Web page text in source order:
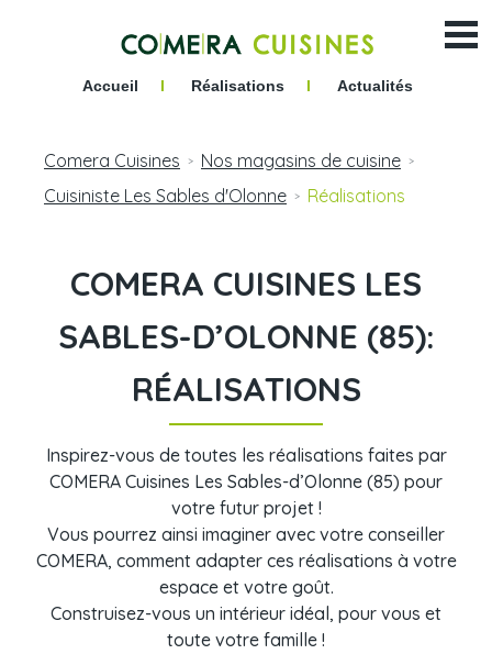
Accueil I Réalisations I Actualités
Comera Cuisines > Nos magasins de cuisine >
Cuisiniste Les Sables d'Olonne > Réalisations
COMERA CUISINES LES
SABLES-D’OLONNE (85):
RÉALISATIONS
Inspirez-vous de toutes les réalisations faites par
COMERA Cuisines Les Sables-d’Olonne (85) pour
votre futur projet !
Vous pourrez ainsi imaginer avec votre conseiller
COMERA, comment adapter ces réalisations à votre
espace et votre goût.
Construisez-vous un intérieur idéal, pour vous et
toute votre famille !